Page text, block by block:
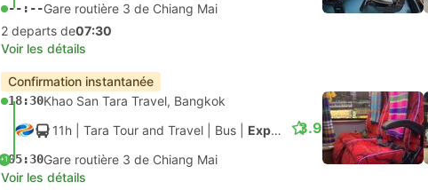
--:--Gare routière 3 de Chiang Mai
2 departs de07:30
Voir les détails
Confirmation instantanée
18:30Khao San Tara Travel, Bangkok
11h | Tara Tour and Travel Bus Express
+105:30Gare routière 3 de Chiang Mai
3.9
Voir les détails